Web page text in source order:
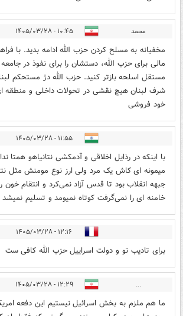
محمد ۱۰:۴۵ - ۱۴۰۵/۰۳/۲۸
مخفیانه به مسلح کردن حزب الله ادامه بدید. با
مالی برای حزب الله، دستشان را برای نفوذ در
مستقل اسلحه بازتر کنید. حزب الله دژ مستحکم
شرف لبنان هیچ نقشی در تحولات داخلی و منطقه ای
خود فروشی
۱۱:۵۵ - ۱۴۰۵/۰۳/۲۸
با اینکه در رذایل اخلاقی و آدمکشی نتانیاهو همتا
میمونه ای کاش یک مرد ولی ارز نوع مومنش مثل
جبهه انقلاب بود تا قدس آزاد نمی‌کرد و انتقام خون
خامنه ای را نمی‌گرفت کوتاه نمیومد و تسلیم نمیشد
۱۲:۱۶ - ۱۴۰۵/۰۳/۲۸
برای تادیب تو و دولت اسراییل حزب الله کافی ست
... ۱۲:۲۹ - ۱۴۰۵/۰۳/۲۸
ما هم ملزم به بخش اسرائیل نیستیم این دفعه